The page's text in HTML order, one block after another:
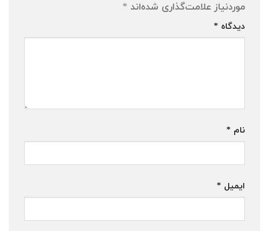
موردنیاز علامت‌گذاری شده‌اند *
دیدگاه *
نام *
ایمیل *